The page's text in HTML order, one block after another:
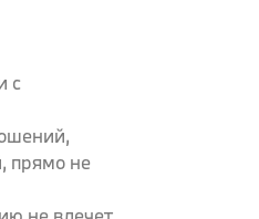
с
прямо не